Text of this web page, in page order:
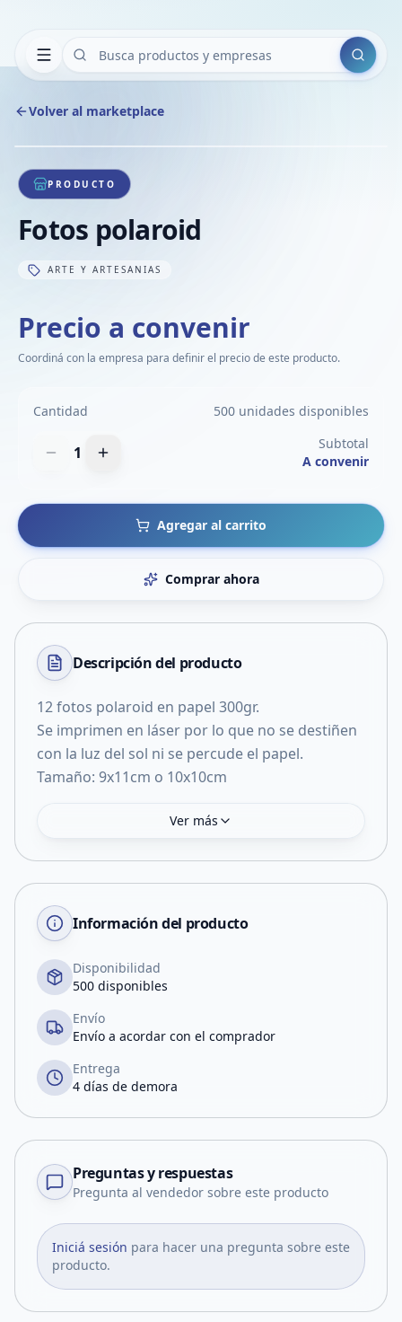
Buscar
Volver al marketplace
1/1
PRODUCTO
Fotos polaroid
ARTE Y ARTESANIAS
Precio a convenir
Coordiná con la empresa para definir el precio de este producto.
Cantidad 500 unidades disponibles
1
Subtotal
A convenir
Agregar al carrito
Comprar ahora
Descripción del producto
12 fotos polaroid en papel 300gr.
Se imprimen en láser por lo que no se destiñen
con la luz del sol ni se percude el papel.
Tamaño: 9x11cm o 10x10cm
Ver más
Información del producto
Disponibilidad
500 disponibles
Envío
Envío a acordar con el comprador
Entrega
4 días de demora
Preguntas y respuestas
Pregunta al vendedor sobre este producto
Iniciá sesión para hacer una pregunta sobre este
producto.